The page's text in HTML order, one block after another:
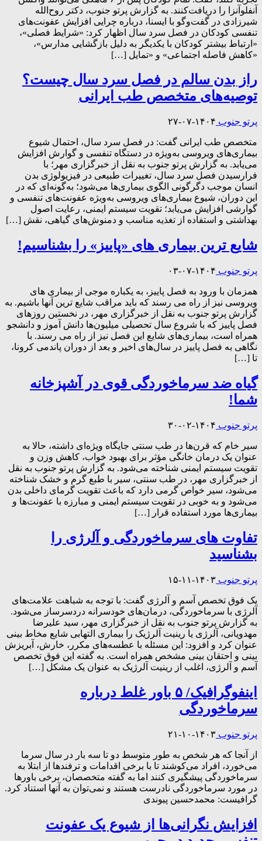
آنفلوآنزا را دریافت‌کنند. به گزارش پرتو جنوب، دکتر روح‌الله
شیرزادی در گفت‌وگو با ایسنا، درباره چرایی افزایش عفونت‌های
تنفسی کودکان در فصل سرد سال اظهار کرد: «شرایط فصلی»،
«ارتباط بیشتر کودکان با یکدیگر به دلیل بازگشایی مدارس»،
«کاهش فاصله اجتماعی» و «تمایل […]
راز بدن سالم در فصل سرد سال چیست؟
توصیه‌های متخصص طب ایرانی
پرتو جنوب ۱۴۰۴-۰۷-۲۷
متخصص طب ایرانی گفت: در فصل سرد سال، احتمال شیوع
بیماری‌های ویروسی به‌ویژه در دستگاه تنفسی و گوارش افزایش
می‌یابد. به گزارش پرتو جنوب به نقل از خبرگزاری مهر؛ با
فرارسیدن فصل سرد سال، تغییرات طبیعی در فیزیولوژی بدن
انسان موجب دگرگونی الگوی بیماری‌ها می‌شود؛ به‌گونه‌ای که در
این دوران، شیوع بیماری‌های ویروسی به‌ویژه عفونت‌های تنفسی و
گوارشی افزایش می‌یابد؛ تقویت سیستم ایمنی، رعایت اصول
بهداشتی و استفاده از تغذیه مناسب و دمنوش‌های گیاهی، نقش […]
شایع ترین بیماری های «پاییز» را بشناسیم!
پرتو جنوب ۱۴۰۴-۰۷-۰۳
همزمان با ورود به فصل پاییز، به یکباره موجی از بیماری های
ویروسی نیز از راه می رسند که باید مراقب شایع ترین آنها باشیم. به
گزارش پرتو جنوب به نقل از خبرگزاری مهر، در نخستین روزهای
فصل پاییز که با شروع سال تحصیلی میلیون‌ها دانش آموز و دانشجو
همراه است، بیماری‌های شایع این فصل نیز از راه می رسند. با
نگاهی به فصل پاییز در سال‌های اخیر و بعد از دوران پاندمی کرونا،
تا […]
گیاه ضد سرماخوردگی قوی در آشپزخانه
شما!
پرتو جنوب ۱۴۰۴-۰۲-۳۰
سیر خام که قرن‌ها در طب سنتی جایگاه ویژه‌ای داشته، حالا به
عنوان یک درمان خانگی مؤثر برای بهبود خواب، کاهش وزن و
تقویت سیستم ایمنی شناخته می‌شود. به گزارش پرتو جنوب به نقل
از خبرگزاری مهر، در طب سنتی، سیر با طبع گرم و خشک شناخته
می‌شود، سیر خواص گرمی دارد که باعث تقویت گرمای داخلی بدن
می‌شود و به خوبی در تقویت سیستم ایمنی و مبارزه با عفونت‌ها و
بیماری‌ها مورد استفاده قرار […]
تفاوت های سرماخوردگی و آلرژی را
بشناسید
پرتو جنوب ۱۴۰۳-۱۱-۱۵
یک فوق تخصص آسم و آلرژی گفت: با توجه به شباهت علامت‌های
آلرژی با سرماخوردگی، درمان‌های خودسرانه دردسرساز می‌شود.
به گزارش پرتو جنوب به نقل از خبرگزاری مهر، سید علیرضا
مهدویانی، آلرژی یا رینیت آلرژیک را بیماری التهابی شایع مخاط بینی
عنوان کرد و افزود: این مسئله با عطسه‌های مکرر، خارش، آبریزش
بینی و احتقان بینی مشخص همراه است. به گفته این فوق تخصص
آسم و آلرژی، اغلب از رینیت آلرژیک به عنوان یک مشکل […]
اینفوگرافیک/ ۵ باور غلط درباره
سرماخوردگی
پرتو جنوب ۱۴۰۳-۱۰-۲۱
از آنجا که هر شخص به طور متوسط دو تا سه بار در سال سرما
می‌خورد، افراد می‌کوشند تا با برخی اقدامات و ترفندها از ابتلا به
سرماخوردگی پیشگیری کنند اما به گفته متخصصان، برخی باورها
در مورد سرماخوردگی نادرست هستند و نمی‌توان به آنها استناد کرد.
گرافیست: محمدحسین پیوندی
افزایش نگرانی‌ها از شیوع یک عفونت